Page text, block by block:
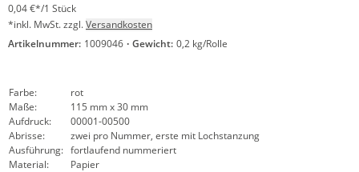
0,04 €*/1 Stück
*inkl. MwSt. zzgl.Versandkosten
Artikelnummer: 1009046 · Gewicht: 0,2 kg/Rolle
Farbe:
rot
Maße:
115 mm x 30 mm
Aufdruck:
00001-00500
Abrisse:
zwei pro Nummer, erste mit Lochstanzung
Ausführung: fortlaufend nummeriert
Material:
Papier